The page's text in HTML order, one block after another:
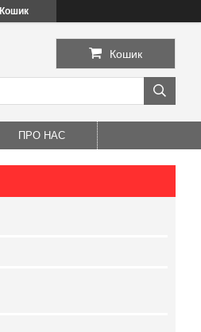
Кошик
Кошик
ПРО НАС